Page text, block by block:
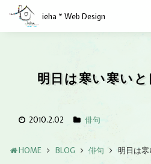
ieha * Web Design
明日は寒い寒い
2010.2.02 俳句
HOME BLOG 俳句 明日は